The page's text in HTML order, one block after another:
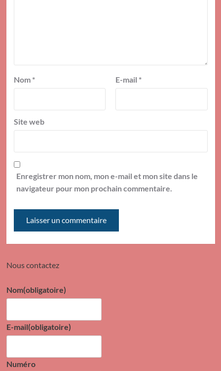
Nom * E-mail *
Site web
Enregistrer mon nom, mon e-mail et mon site dans le
navigateur pour mon prochain commentaire.
Nous contactez
Nom(obligatoire)
E-mail(obligatoire)
Numéro